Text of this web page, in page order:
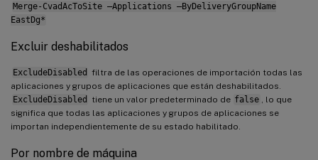
Merge-CvadAcToSite –Applications –ByDeliveryGroupName
EastDg*
Excluir deshabilitados
ExcludeDisabled filtra de las operaciones de importación todas las
aplicaciones y grupos de aplicaciones que están deshabilitados.
ExcludeDisabled
tiene un valor predeterminado de false
, lo que
significa que todas las aplicaciones y grupos de aplicaciones se
importan independientemente de su estado habilitado.
Por nombre de máquina